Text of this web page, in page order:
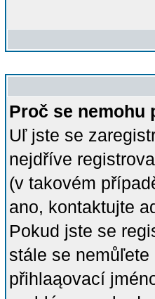
Proč se nemohu
Uľ jste se
nejdříve
(v takovém
ano, kontaktujte
Pokud jste se
stále se
přihlaąovací